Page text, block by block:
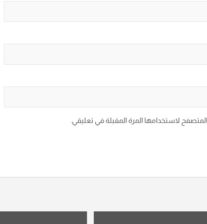
لاستخدامها المرة المقبلة في تعليقي.